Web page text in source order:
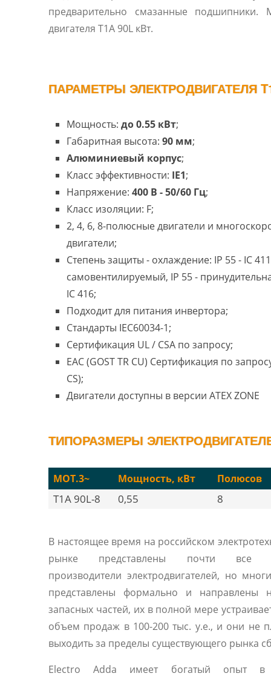
предварительно смазанные подшипники.
двигателя T1A 90L кВт.
ПАРАМЕТРЫ ЭЛЕКТРОДВИГАТЕЛЯ
Мощность: до 0.55 кВт;
Габаритная высота: 90 мм;
Алюминиевый корпус;
Класс эффективности: IE1;
Напряжение: 400 В - 50/60 Гц;
Класс изоляции: F;
2, 4, 6, 8-полюсные двигатели и
двигатели;
Степень защиты - охлаждение: IP 55 - IC 411
самовентилируемый, IP 55 -
IC 416;
Подходит для питания инвертора;
Стандарты IEC60034-1;
Сертификация UL / CSA по запросу;
EAC (GOST TR CU) Сертификация по
CS);
Двигатели доступны в версии ATEX ZONE
ТИПОРАЗМЕРЫ
MOT.3~ Мощность, кВт Полюсов
T1A 90L-8 0,55 8
В настоящее время на российском
рынке представлены почти все
производители электродвигателей, но
представлены формально и направлены
запасных частей, их в полной мере
объем продаж в 100-200 тыс. у.е., и они не
выходить за пределы существующего рынка
Electro Adda имеет богатый опыт в